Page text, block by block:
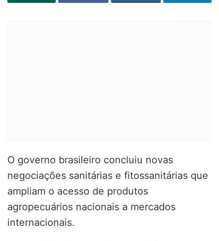
O governo brasileiro concluiu novas
negociações sanitárias e fitossanitárias que
ampliam o acesso de produtos
agropecuários nacionais a mercados
internacionais.